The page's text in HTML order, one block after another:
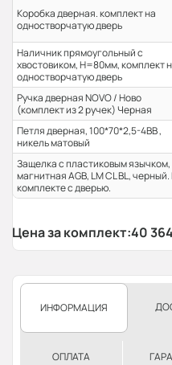
Коробка дверная. комплект на
одностворчатую дверь
Наличник прямоугольный с
хвостовиком, H=80мм, комплект
одностворчатую дверь
Ручка дверная NOVO / Ново
(комплект из 2 ручек) Черная
Петля дверная, 100*70*2,5-4ВВ ,
никель матовый
Защелка с пластиковым язычком,
магнитная AGB, LM CL BL, черный.
комплекте с дверью.
Цена за комплект:40 364
ИНФОРМАЦИЯ
ОПЛАТА